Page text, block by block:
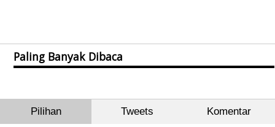
Paling Banyak Dibaca
Pilihan Tweets Komentar